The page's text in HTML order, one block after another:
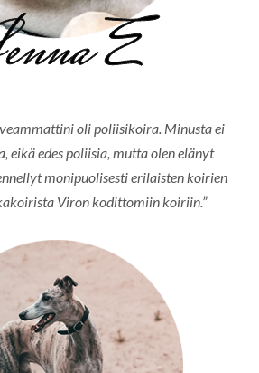
oli poliisikoira. Minusta ei
eikä edes poliisia, mutta olen elänyt
monipuolisesti erilaisten koirien
Viron kodittomiin koiriin.”